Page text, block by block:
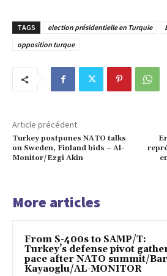
TAGS election présidentielle en Turquie
opposition turque
Article précédent
Turkey postpones NATO talks
on Sweden, Finland bids – Al-
Monitor/Ezgi Akin
More articles
From S-400s to SAMP/T:
Turkey’s defense pivot
pace after NATO summit/
Kayaoglu/AL-MONITOR